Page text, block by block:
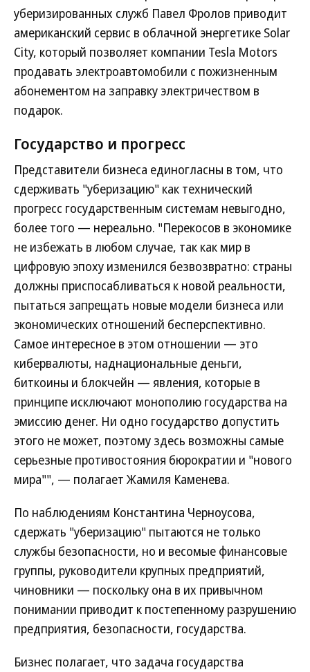
уберизированных служб Павел Фролов приводит
американский сервис в облачной энергетике Solar
City, который позволяет компании Tesla Motors
продавать электроавтомобили с пожизненным
абонементом на заправку электричеством в
подарок.
Государство и прогресс
Представители бизнеса единогласны в том, что
сдерживать "уберизацию" как технический
прогресс государственным системам невыгодно,
более того — нереально. "Перекосов в экономике
не избежать в любом случае, так как мир в
цифровую эпоху изменился безвозвратно: страны
должны приспосабливаться к новой реальности,
пытаться запрещать новые модели бизнеса или
экономических отношений бесперспективно.
Самое интересное в этом отношении — это
кибервалюты, наднациональные деньги,
биткоины и блокчейн — явления, которые в
принципе исключают монополию государства на
эмиссию денег. Ни одно государство допустить
этого не может, поэтому здесь возможны самые
серьезные противостояния бюрократии и "нового
мира"", — полагает Жамиля Каменева.
По наблюдениям Константина Черноусова,
сдержать "уберизацию" пытаются не только
службы безопасности, но и весомые финансовые
группы, руководители крупных предприятий,
чиновники — поскольку она в их привычном
понимании приводит к постепенному разрушению
предприятия, безопасности, государства.
Бизнес полагает, что задача государства